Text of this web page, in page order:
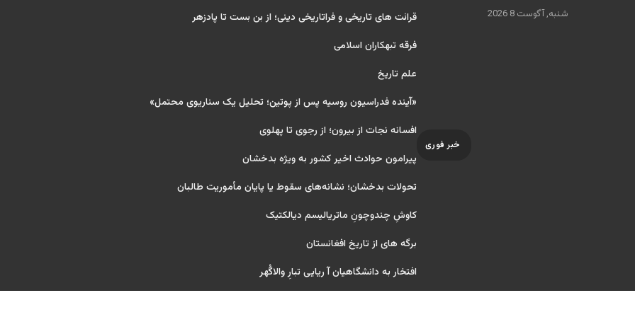
شنبه, آگوست 8 2026
خبر فوری
قرائت های تاریخی و فراتاریخی دینی؛ از بن بست تا پادزهر
فرقه تبهکاران اسلامی
علم تاریخ
«آینده فدراسیون روسیه پس از پوتین؛ تحلیل یک سناریوی محتمل»
افسانه نجات از بیرون؛ از رجوی تا پهلوی
پیرامون حوادث اخیر کشور به ویژه بدخشان
تحولات بدخشان؛ نشانه‌های سقوط یا پایان مأموریت طالبان
کاوشِ چندو‌چونِ ماتریالیسم دیالکتیک
برگه های از تاریخ افغانستان
افتخار به دانشگاهیان آ ریایی تبارِ والاگُهر